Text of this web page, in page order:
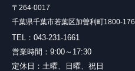
〒264-0017
千葉県千葉市若葉区加曽利町1800-176
TEL：043-231-1661
営業時間：9:00～17:30
定休日：土曜、日曜、祝日